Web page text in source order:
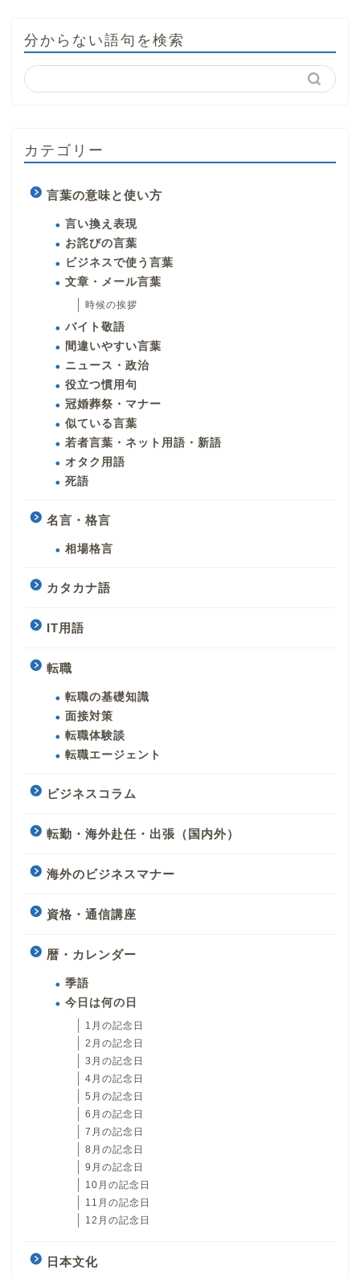
分からない語句を検索
カテゴリー
言葉の意味と使い方
言い換え表現
お詫びの言葉
ビジネスで使う言葉
文章・メール言葉
時候の挨拶
バイト敬語
間違いやすい言葉
ニュース・政治
役立つ慣用句
冠婚葬祭・マナー
似ている言葉
若者言葉・ネット用語・新語
オタク用語
死語
名言・格言
相場格言
カタカナ語
IT用語
転職
転職の基礎知識
面接対策
転職体験談
転職エージェント
ビジネスコラム
転勤・海外赴任・出張（国内外）
海外のビジネスマナー
資格・通信講座
暦・カレンダー
季語
今日は何の日
1月の記念日
2月の記念日
3月の記念日
4月の記念日
5月の記念日
6月の記念日
7月の記念日
8月の記念日
9月の記念日
10月の記念日
11月の記念日
12月の記念日
日本文化